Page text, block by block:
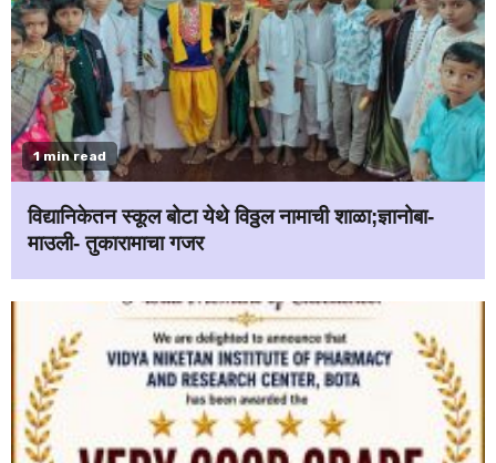
1 min read
विद्यानिकेतन स्कूल बोटा येथे विठ्ठल नामाची शाळा;ज्ञानोबा-
माउली- तुकारामाचा गजर